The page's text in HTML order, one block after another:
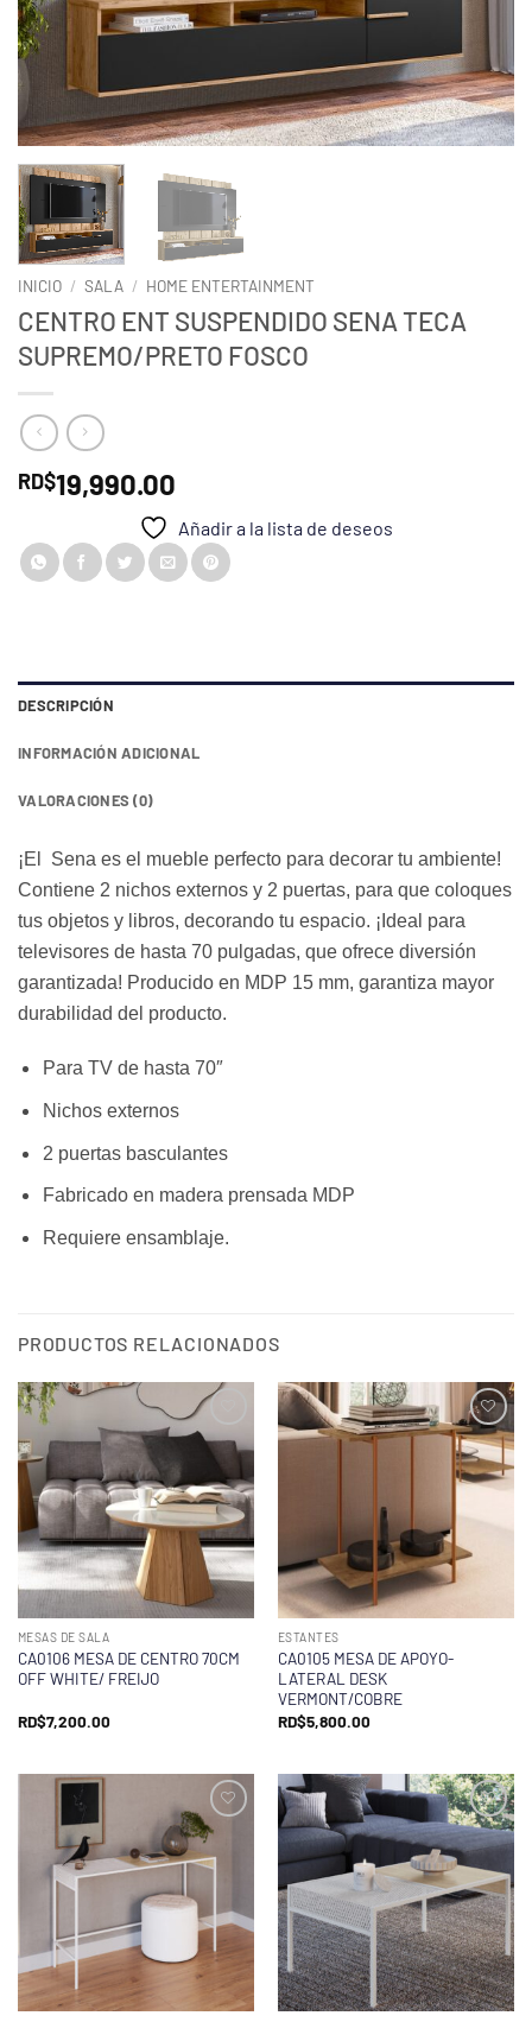
INICIO / SALA / HOME ENTERTAINMENT
CENTRO ENT SUSPENDIDO SENA TECA
SUPREMO/PRETO FOSCO
RD$19,990.00
Añadir a la lista de deseos
DESCRIPCIÓN
INFORMACIÓN ADICIONAL
VALORACIONES (0)
¡El Sena es el mueble perfecto para decorar tu ambiente!
Contiene 2 nichos externos y 2 puertas, para que coloques
tus objetos y libros, decorando tu espacio. ¡Ideal para
televisores de hasta 70 pulgadas, que ofrece diversión
garantizada! Producido en MDP 15 mm, garantiza mayor
durabilidad del producto.
Para TV de hasta 70″
Nichos externos
2 puertas basculantes
Fabricado en madera prensada MDP
Requiere ensamblaje.
PRODUCTOS RELACIONADOS
MESAS DE SALA
CA0106 MESA DE CENTRO 70CM
OFF WHITE/ FREIJO
RD$7,200.00
ESTANTES
CA0105 MESA DE APOYO-
LATERAL DESK
VERMONT/COBRE
RD$5,800.00